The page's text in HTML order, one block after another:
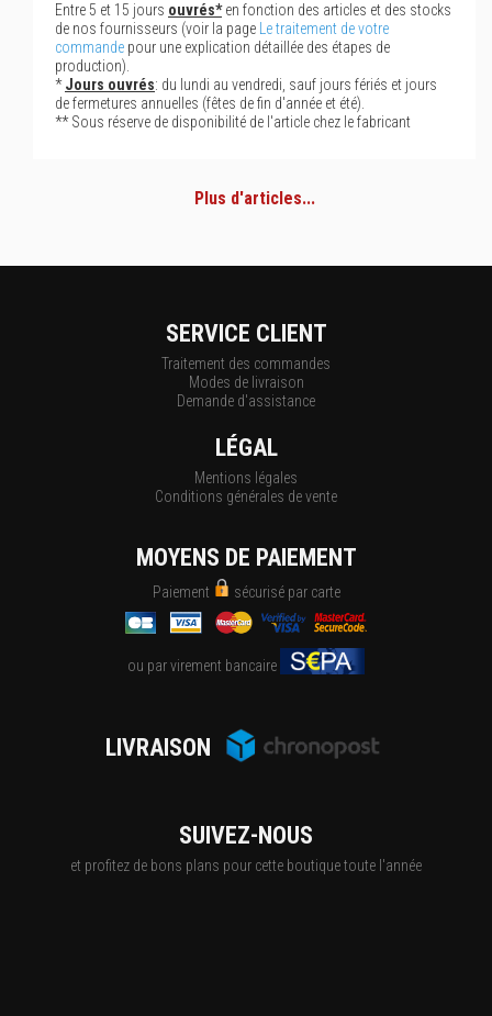
Entre 5 et 15 jours ouvrés*en fonction des articles et des stocks
de nos fournisseurs (voir la page
Le traitement de votre
commande pour une explication détaillée des étapes de
production).
*Jours ouvrés: du lundi au vendredi, sauf jours fériés et jours
de fermetures annuelles (fêtes de fin d'année et été).
** Sous réserve de disponibilité de l'article chez le fabricant
Plus d'articles...
SERVICE CLIENT
Traitement des commandes
Modes de livraison
Demande d'assistance
LÉGAL
Mentions légales
Conditions générales de vente
MOYENS DE PAIEMENT
Paiement sécurisé par carte
ou par virement bancaire
LIVRAISON
SUIVEZ-NOUS
et profitez de bons plans pour cette boutique toute l'année